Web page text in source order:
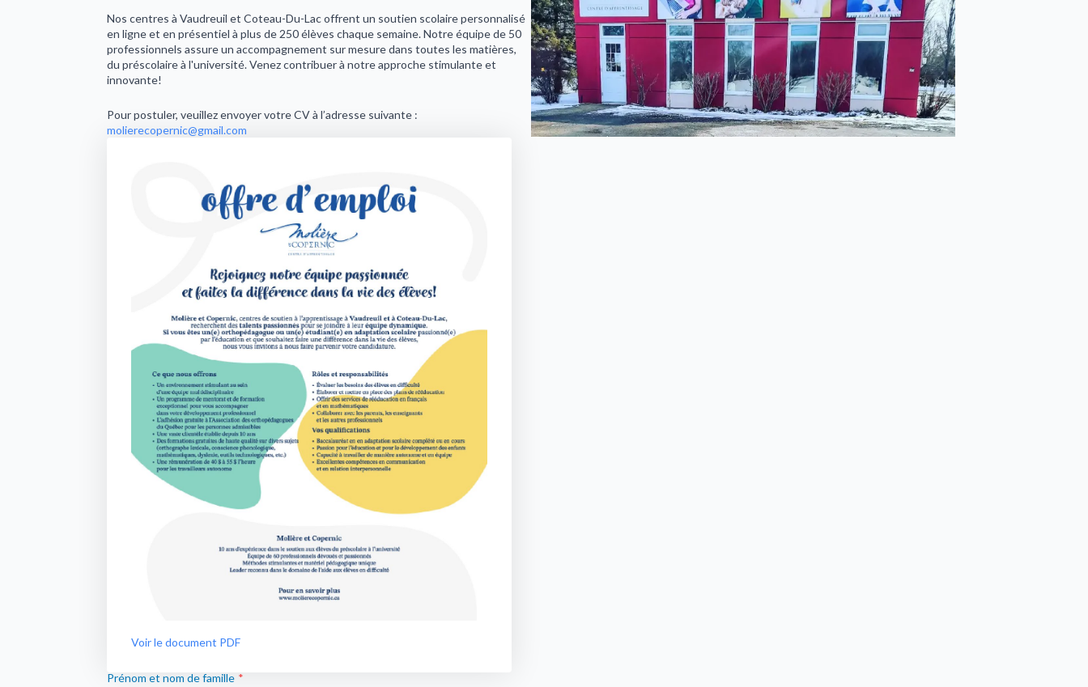
Nos centres à Vaudreuil et Coteau-Du-Lac offrent un soutien scolaire personnalisé
en ligne et en présentiel à plus de 250 élèves chaque semaine. Notre équipe de 50
professionnels assure un accompagnement sur mesure dans toutes les matières,
du préscolaire à l'université. Venez contribuer à notre approche stimulante et
innovante!
Pour postuler, veuillez envoyer votre CV à l’adresse suivante :
molierecopernic@gmail.com
Voir le document PDF
Prénom et nom de famille *